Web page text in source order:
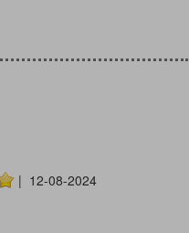
| 12-08-2024